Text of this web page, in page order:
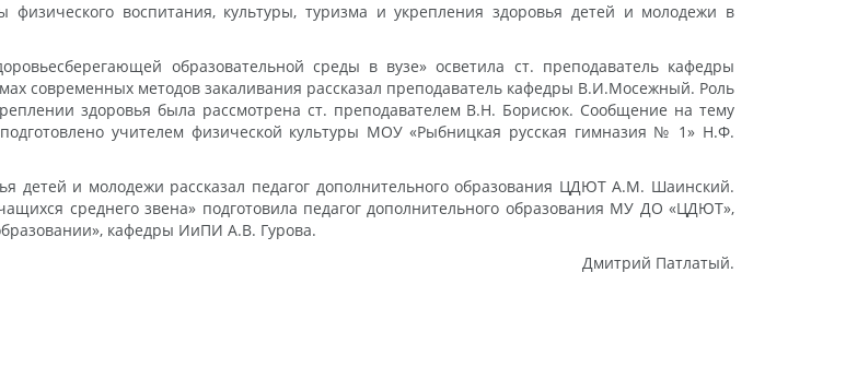
воспитания, культуры, туризма и укрепления здоровья детей и молодежи в
образовательной среды в вузе» осветила ст. преподаватель кафедры
современных методов закаливания рассказал преподаватель кафедры В.И.Мосежный. Роль
здоровья была рассмотрена ст. преподавателем В.Н. Борисюк. Сообщение на тему
учителем физической культуры МОУ «Рыбницкая русская гимназия № 1» Н.Ф.
детей и молодежи рассказал педагог дополнительного образования ЦДЮТ А.М. Шаинский.
среднего звена» подготовила педагог дополнительного образования МУ ДО «ЦДЮТ»,
кафедры ИиПИ А.В. Гурова.
Дмитрий Патлатый.